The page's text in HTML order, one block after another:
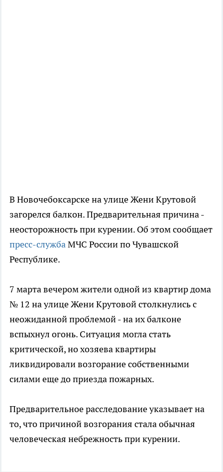
В Новочебоксарске на улице Жени Крутовой
загорелся балкон. Предварительная причина -
неосторожность при курении. Об этом сообщает
пресс-службаМЧС России по Чувашской
Республике.
7 марта вечером жители одной из квартир дома
№ 12 на улице Жени Крутовой столкнулись с
неожиданной проблемой - на их балконе
вспыхнул огонь. Ситуация могла стать
критической, но хозяева квартиры
ликвидировали возгорание собственными
силами еще до приезда пожарных.
Предварительное расследование указывает на
то, что причиной возгорания стала обычная
человеческая небрежность при курении.